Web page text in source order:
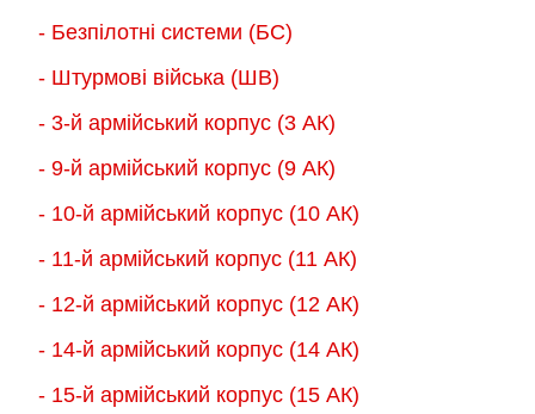
сторінці
товару
- Безпілотні системи (БС)
- Штурмові війська (ШВ)
- 3-й армійський корпус (3 АК)
- 9-й армійський корпус (9 АК)
- 10-й армійський корпус (10 АК)
- 11-й армійський корпус (11 АК)
- 12-й армійський корпус (12 АК)
- 14-й армійський корпус (14 АК)
- 15-й армійський корпус (15 АК)